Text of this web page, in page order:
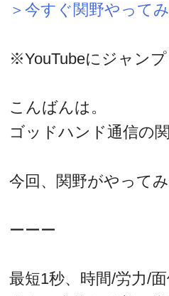
＞今すぐ関野やって
※YouTubeにジャン
こんばんは。
ゴッドハンド通信の関
今回、関野がやって
ーーー
最短1秒、時間/労力/